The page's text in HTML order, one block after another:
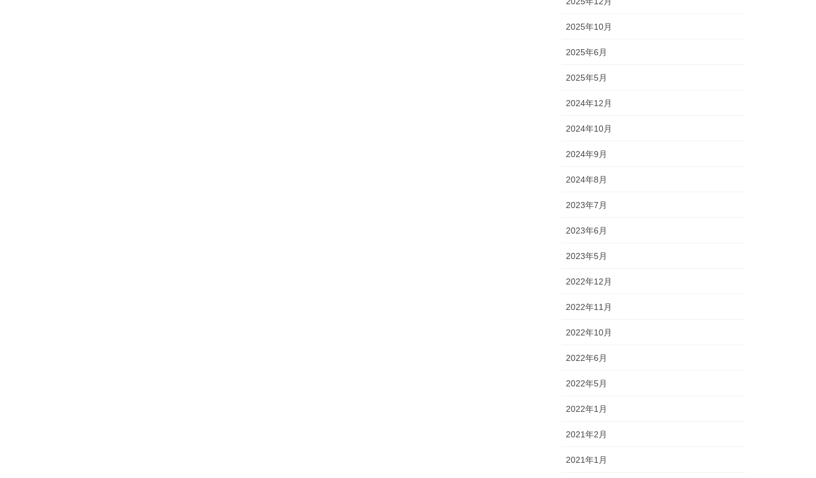
2025年10月
2025年6月
2025年5月
2024年12月
2024年10月
2024年9月
2024年8月
2023年7月
2023年6月
2023年5月
2022年12月
2022年11月
2022年10月
2022年6月
2022年5月
2022年1月
2021年2月
2021年1月